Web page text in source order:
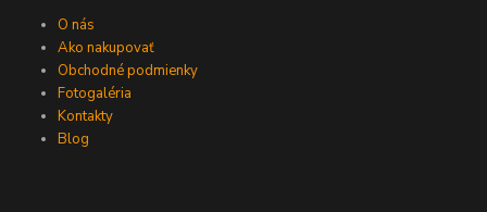
O nás
Ako nakupovať
Obchodné podmienky
Fotogaléria
Kontakty
Blog